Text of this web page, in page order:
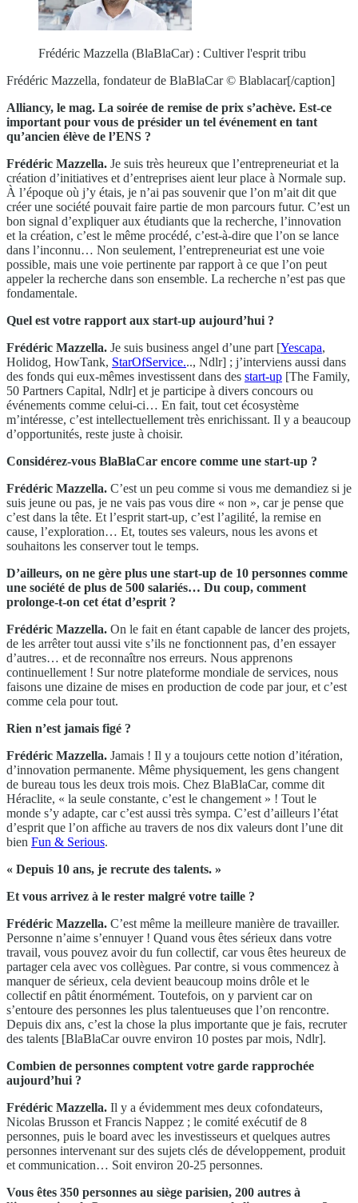
Frédéric Mazzella (BlaBlaCar) : Cultiver l'esprit tribu
Frédéric Mazzella, fondateur de BlaBlaCar © Blablacar[/caption]
Alliancy, le mag. La soirée de remise de prix s’achève. Est-ce
important pour vous de présider un tel événement en tant
qu’ancien élève de l’ENS ?
Frédéric Mazzella. Je suis très heureux que l’entrepreneuriat et la
création d’initiatives et d’entreprises aient leur place à Normale sup.
À l’époque où j’y étais, je n’ai pas souvenir que l’on m’ait dit que
créer une société pouvait faire partie de mon parcours futur. C’est un
bon signal d’expliquer aux étudiants que la recherche, l’innovation
et la création, c’est le même procédé, c’est-à-dire que l’on se lance
dans l’inconnu… Non seulement, l’entrepreneuriat est une voie
possible, mais une voie pertinente par rapport à ce que l’on peut
appeler la recherche dans son ensemble. La recherche n’est pas que
fondamentale.
Quel est votre rapport aux start-up aujourd’hui ?
Frédéric Mazzella. Je suis business angel d’une part [Yescapa,
Holidog, HowTank, StarOfService..., Ndlr] ; j’interviens aussi dans
des fonds qui eux-mêmes investissent dans des start-up [The Family,
50 Partners Capital, Ndlr] et je participe à divers concours ou
événements comme celui-ci… En fait, tout cet écosystème
m’intéresse, c’est intellectuellement très enrichissant. Il y a beaucoup
d’opportunités, reste juste à choisir.
Considérez-vous BlaBlaCar encore comme une start-up ?
Frédéric Mazzella. C’est un peu comme si vous me demandiez si je
suis jeune ou pas, je ne vais pas vous dire « non », car je pense que
c’est dans la tête. Et l’esprit start-up, c’est l’agilité, la remise en
cause, l’exploration… Et, toutes ses valeurs, nous les avons et
souhaitons les conserver tout le temps.
D’ailleurs, on ne gère plus une start-up de 10 personnes comme
une société de plus de 500 salariés… Du coup, comment
prolonge-t-on cet état d’esprit ?
Frédéric Mazzella. On le fait en étant capable de lancer des projets,
de les arrêter tout aussi vite s’ils ne fonctionnent pas, d’en essayer
d’autres… et de reconnaître nos erreurs. Nous apprenons
continuellement ! Sur notre plateforme mondiale de services, nous
faisons une dizaine de mises en production de code par jour, et c’est
comme cela pour tout.
Rien n’est jamais figé ?
Frédéric Mazzella. Jamais ! Il y a toujours cette notion d’itération,
d’innovation permanente. Même physiquement, les gens changent
de bureau tous les deux trois mois. Chez BlaBlaCar, comme dit
Héraclite, « la seule constante, c’est le changement » ! Tout le
monde s’y adapte, car c’est aussi très sympa. C’est d’ailleurs l’état
d’esprit que l’on affiche au travers de nos dix valeurs dont l’une dit
bien Fun & Serious.
« Depuis 10 ans, je recrute des talents. »
Et vous arrivez à le rester malgré votre taille ?
Frédéric Mazzella. C’est même la meilleure manière de travailler.
Personne n’aime s’ennuyer ! Quand vous êtes sérieux dans votre
travail, vous pouvez avoir du fun collectif, car vous êtes heureux de
partager cela avec vos collègues. Par contre, si vous commencez à
manquer de sérieux, cela devient beaucoup moins drôle et le
collectif en pâtit énormément. Toutefois, on y parvient car on
s’entoure des personnes les plus talentueuses que l’on rencontre.
Depuis dix ans, c’est la chose la plus importante que je fais, recruter
des talents [BlaBlaCar ouvre environ 10 postes par mois, Ndlr].
Combien de personnes comptent votre garde rapprochée
aujourd’hui ?
Frédéric Mazzella. Il y a évidemment mes deux cofondateurs,
Nicolas Brusson et Francis Nappez ; le comité exécutif de 8
personnes, puis le board avec les investisseurs et quelques autres
personnes intervenant sur des sujets clés de développement, produit
et communication… Soit environ 20-25 personnes.
Vous êtes 350 personnes au siège parisien, 200 autres à